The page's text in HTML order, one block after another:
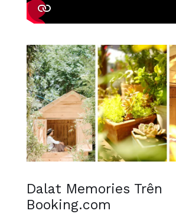
Dalat Memories Trên
Booking.com